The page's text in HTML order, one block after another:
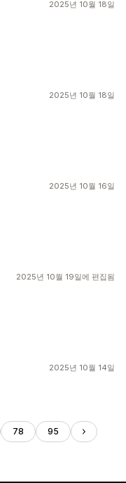
2025년 10월 18일
2025년 10월 18일
2025년 10월 16일
2025년 10월 19일에 편집됨
2025년 10월 14일
78 95